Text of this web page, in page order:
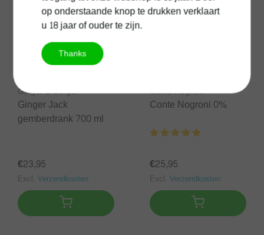
Ginger & Ginger
Ginger Jack
gemberdrank 700 ml
€23,95
Excl. Verzendkosten
Conte Negroni
Conte Nogroni 0%
€25,95
Excl. Verzendkosten
op onderstaande knop te drukken verklaart
u 18 jaar of ouder te zijn.
Thanks